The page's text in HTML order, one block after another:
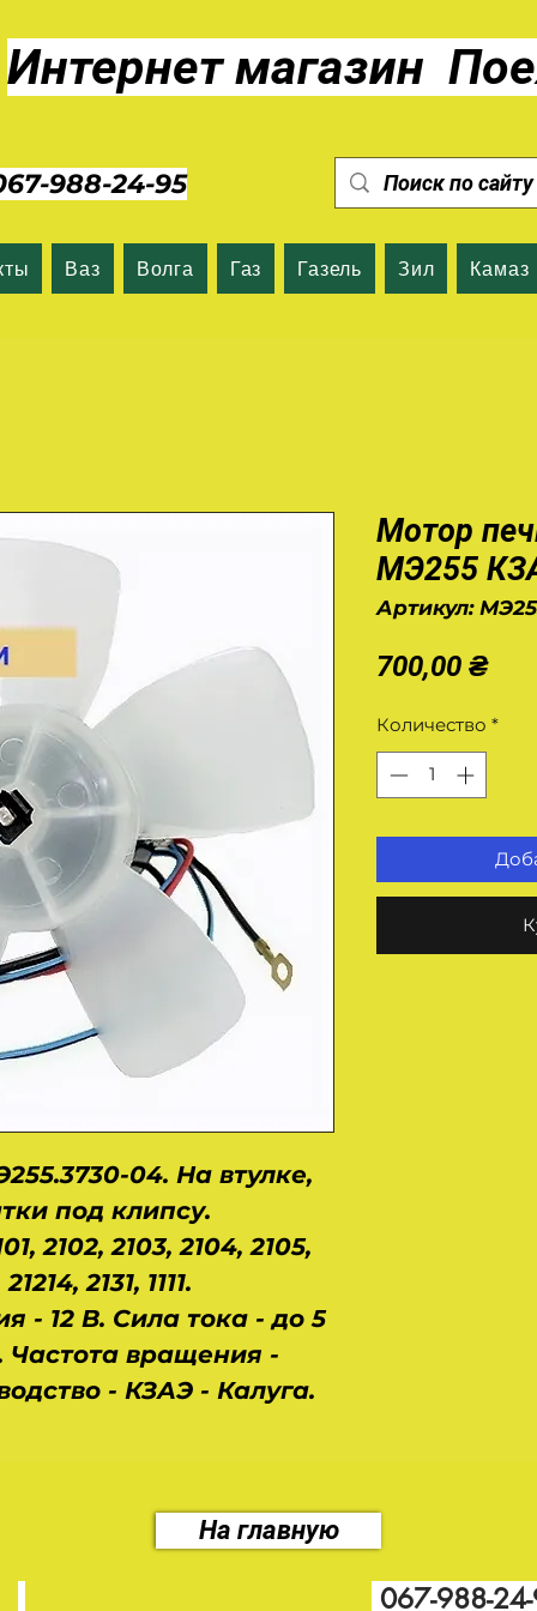
Интернет магазин
988-24-95
04. На втулке,
под клипсу.
2102, 2103, 2104, 2105,
2131, 1111.
- 12 В. Сила тока - до 5
вращения -
- КЗАЭ - Калуга.
Мотор
МЭ255
Артикул:
700,00 ₴
Количество *
На главную
Ваз Волга Газ Газель Зил Камаз
067-988-